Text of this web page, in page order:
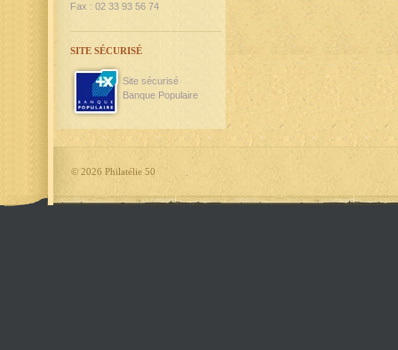
Fax : 02 33 93 56 74
SITE SÉCURISÉ
Site sécurisé
Banque Populaire
© 2026 Philatélie 50